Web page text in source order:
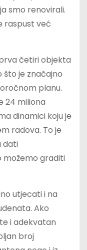
smo renovirali.
raspust već
četiri objekta
što je značajno
planu.
24 miliona
dinamici koju je
radova. To je
dati
možemo graditi
utjecati i na
Ako
i adekvatan
broj